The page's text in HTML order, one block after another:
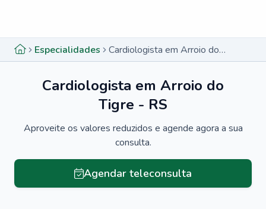
Especialidades Cardiologista em Arroio do Tigre - RS
Cardiologista em Arroio do
Tigre - RS
Aproveite os valores reduzidos e agende agora a sua
consulta.
Agendar teleconsulta